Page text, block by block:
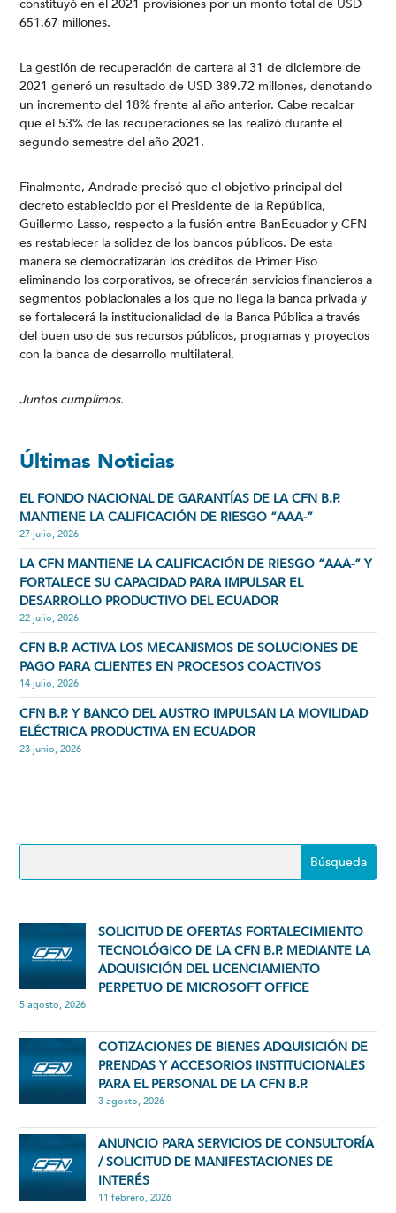
constituyó en el 2021 provisiones por un monto total de USD
651.67 millones.
La gestión de recuperación de cartera al 31 de diciembre de
2021 generó un resultado de USD 389.72 millones, denotando
un incremento del 18% frente al año anterior. Cabe recalcar
que el 53% de las recuperaciones se las realizó durante el
segundo semestre del año 2021.
Finalmente, Andrade precisó que el objetivo principal del
decreto establecido por el Presidente de la República,
Guillermo Lasso, respecto a la fusión entre BanEcuador y CFN
es restablecer la solidez de los bancos públicos. De esta
manera se democratizarán los créditos de Primer Piso
eliminando los corporativos, se ofrecerán servicios financieros a
segmentos poblacionales a los que no llega la banca privada y
se fortalecerá la institucionalidad de la Banca Pública a través
del buen uso de sus recursos públicos, programas y proyectos
con la banca de desarrollo multilateral.
Juntos cumplimos.
Últimas Noticias
EL FONDO NACIONAL DE GARANTÍAS DE LA CFN B.P.
MANTIENE LA CALIFICACIÓN DE RIESGO “AAA-”
27 julio, 2026
LA CFN MANTIENE LA CALIFICACIÓN DE RIESGO “AAA-” Y
FORTALECE SU CAPACIDAD PARA IMPULSAR EL
DESARROLLO PRODUCTIVO DEL ECUADOR
22 julio, 2026
CFN B.P. ACTIVA LOS MECANISMOS DE SOLUCIONES DE
PAGO PARA CLIENTES EN PROCESOS COACTIVOS
14 julio, 2026
CFN B.P. Y BANCO DEL AUSTRO IMPULSAN LA MOVILIDAD
ELÉCTRICA PRODUCTIVA EN ECUADOR
23 junio, 2026
SOLICITUD DE OFERTAS FORTALECIMIENTO
TECNOLÓGICO DE LA CFN B.P. MEDIANTE LA
ADQUISICIÓN DEL LICENCIAMIENTO
PERPETUO DE MICROSOFT OFFICE
5 agosto, 2026
COTIZACIONES DE BIENES ADQUISICIÓN DE
PRENDAS Y ACCESORIOS INSTITUCIONALES
PARA EL PERSONAL DE LA CFN B.P.
3 agosto, 2026
ANUNCIO PARA SERVICIOS DE CONSULTORÍA
/ SOLICITUD DE MANIFESTACIONES DE
INTERÉS
11 febrero, 2026